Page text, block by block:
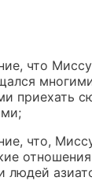
что
приехать
что,
людей